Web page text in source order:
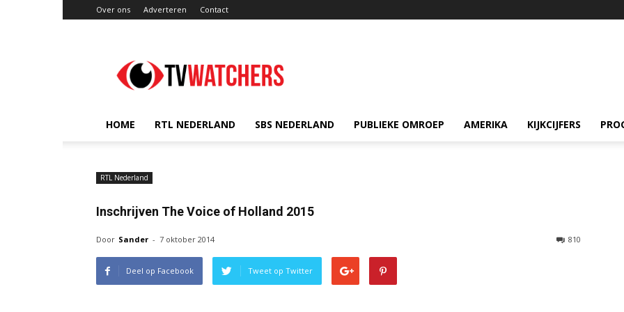
Over ons Adverteren Contact
HOME RTL NEDERLAND SBS NEDERLAND PUBLIEKE OMROEP AMERIKA KIJKCIJFERS
RTL Nederland
Inschrijven The Voice of Holland 2015
Door Sander - 7 oktober 2014 810
Deel op Facebook Tweet op Twitter